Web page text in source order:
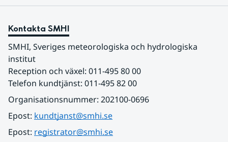
Kontakta SMHI
SMHI, Sveriges meteorologiska och hydrologiska
institut
Reception och växel: 011-495 80 00
Telefon kundtjänst: 011-495 82 00
Organisationsnummer: 202100-0696
Epost: kundtjanst@smhi.se
Epost: registrator@smhi.se